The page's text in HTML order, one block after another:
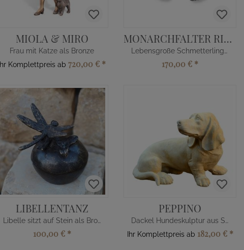
MIOLA & MIRO
Frau mit Katze als Bronze
Ihr Komplettpreis ab 720,00 € *
MONARCHFALTER RINO
Lebensgroße Schmetterlingfigur
170,00 € *
LIBELLENTANZ
Libelle sitzt auf Stein als Bronze
100,00 € *
PEPPINO
Dackel Hundeskulptur aus Steinguss
Ihr Komplettpreis ab 182,00 € *